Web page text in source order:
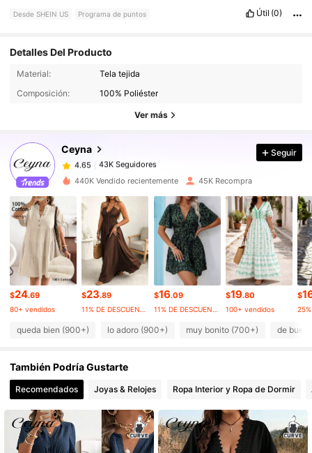
Desde SHEIN US Programa de puntos Útil (0)
Detalles Del Producto
Material:
Tela tejida
Composición:
100% Poliéster
Ver más
Ceyna
43K Seguidores
43K Seguidores
4.65
43K Seguidores
4.65 43K Seguidores
43K Seguidores
4.65 43K Seguidores
4.65 43K Seguidores
4.65
43K Seguidores
Seguir
440K Vendido recientemente 45K Recompra
$24.69
80+ vendidos
$23.89
11% DE DESCUENTO
$16.09
11% DE DESCUENTO
$19.80
100+ vendidos
$
queda bien (900+) lo adoro (900+) muy bonito (700+) de
También Podría Gustarte
Recomendados Joyas & Relojes Ropa Interior y Ropa de Dormir